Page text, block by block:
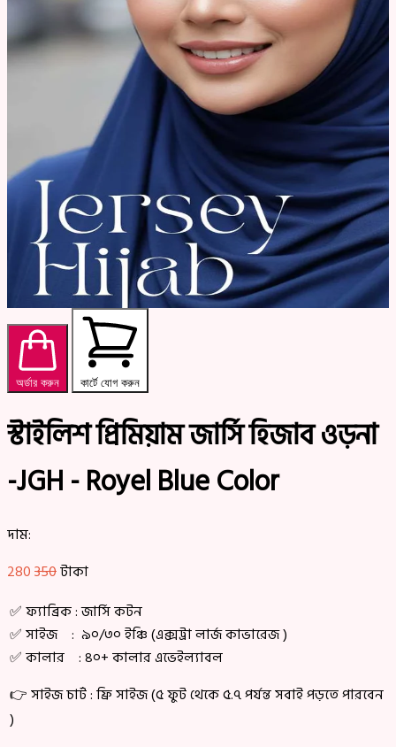
অর্ডার করুন কার্টে যোগ করুন
স্টাইলিশ প্রিমিয়াম জার্সি হিজাব ওড়না
-JGH - Royel Blue Color
দাম:
280350টাকা
✅ ফ্যাব্রিক : জার্সি কটন
✅ সাইজ : ৯০/৩০ ইঞ্চি (এক্সট্রা লার্জ কাভারেজ )
✅ কালার : ৪০+ কালার এভেইল্যাবল
👉 সাইজ চার্ট : ফ্রি সাইজ (৫ ফুট থেকে ৫.৭ পর্যন্ত সবাই পড়তে পারবেন
)